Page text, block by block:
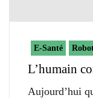
E-Santé
L’humain
Aujourd’hui